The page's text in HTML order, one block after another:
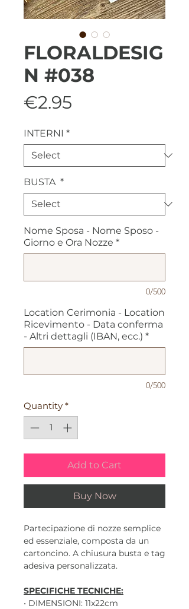
FLORALDESIG
N #038
€2.95
INTERNI *
BUSTA *
Nome Sposa - Nome Sposo -
Giorno e Ora Nozze *
0/500
Location Cerimonia - Location
Ricevimento - Data conferma
- Altri dettagli (IBAN, ecc.) *
0/500
Quantity *
Add to Cart
Buy Now
Partecipazione di nozze semplice
ed essenziale, composta da un
cartoncino. A chiusura busta e tag
adesiva personalizzata.
SPECIFICHE TECNICHE:
• DIMENSIONI: 11x22cm